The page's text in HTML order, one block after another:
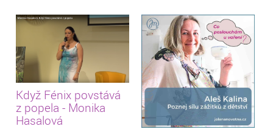
Když Fénix povstává
z popela - Monika
Hasalová